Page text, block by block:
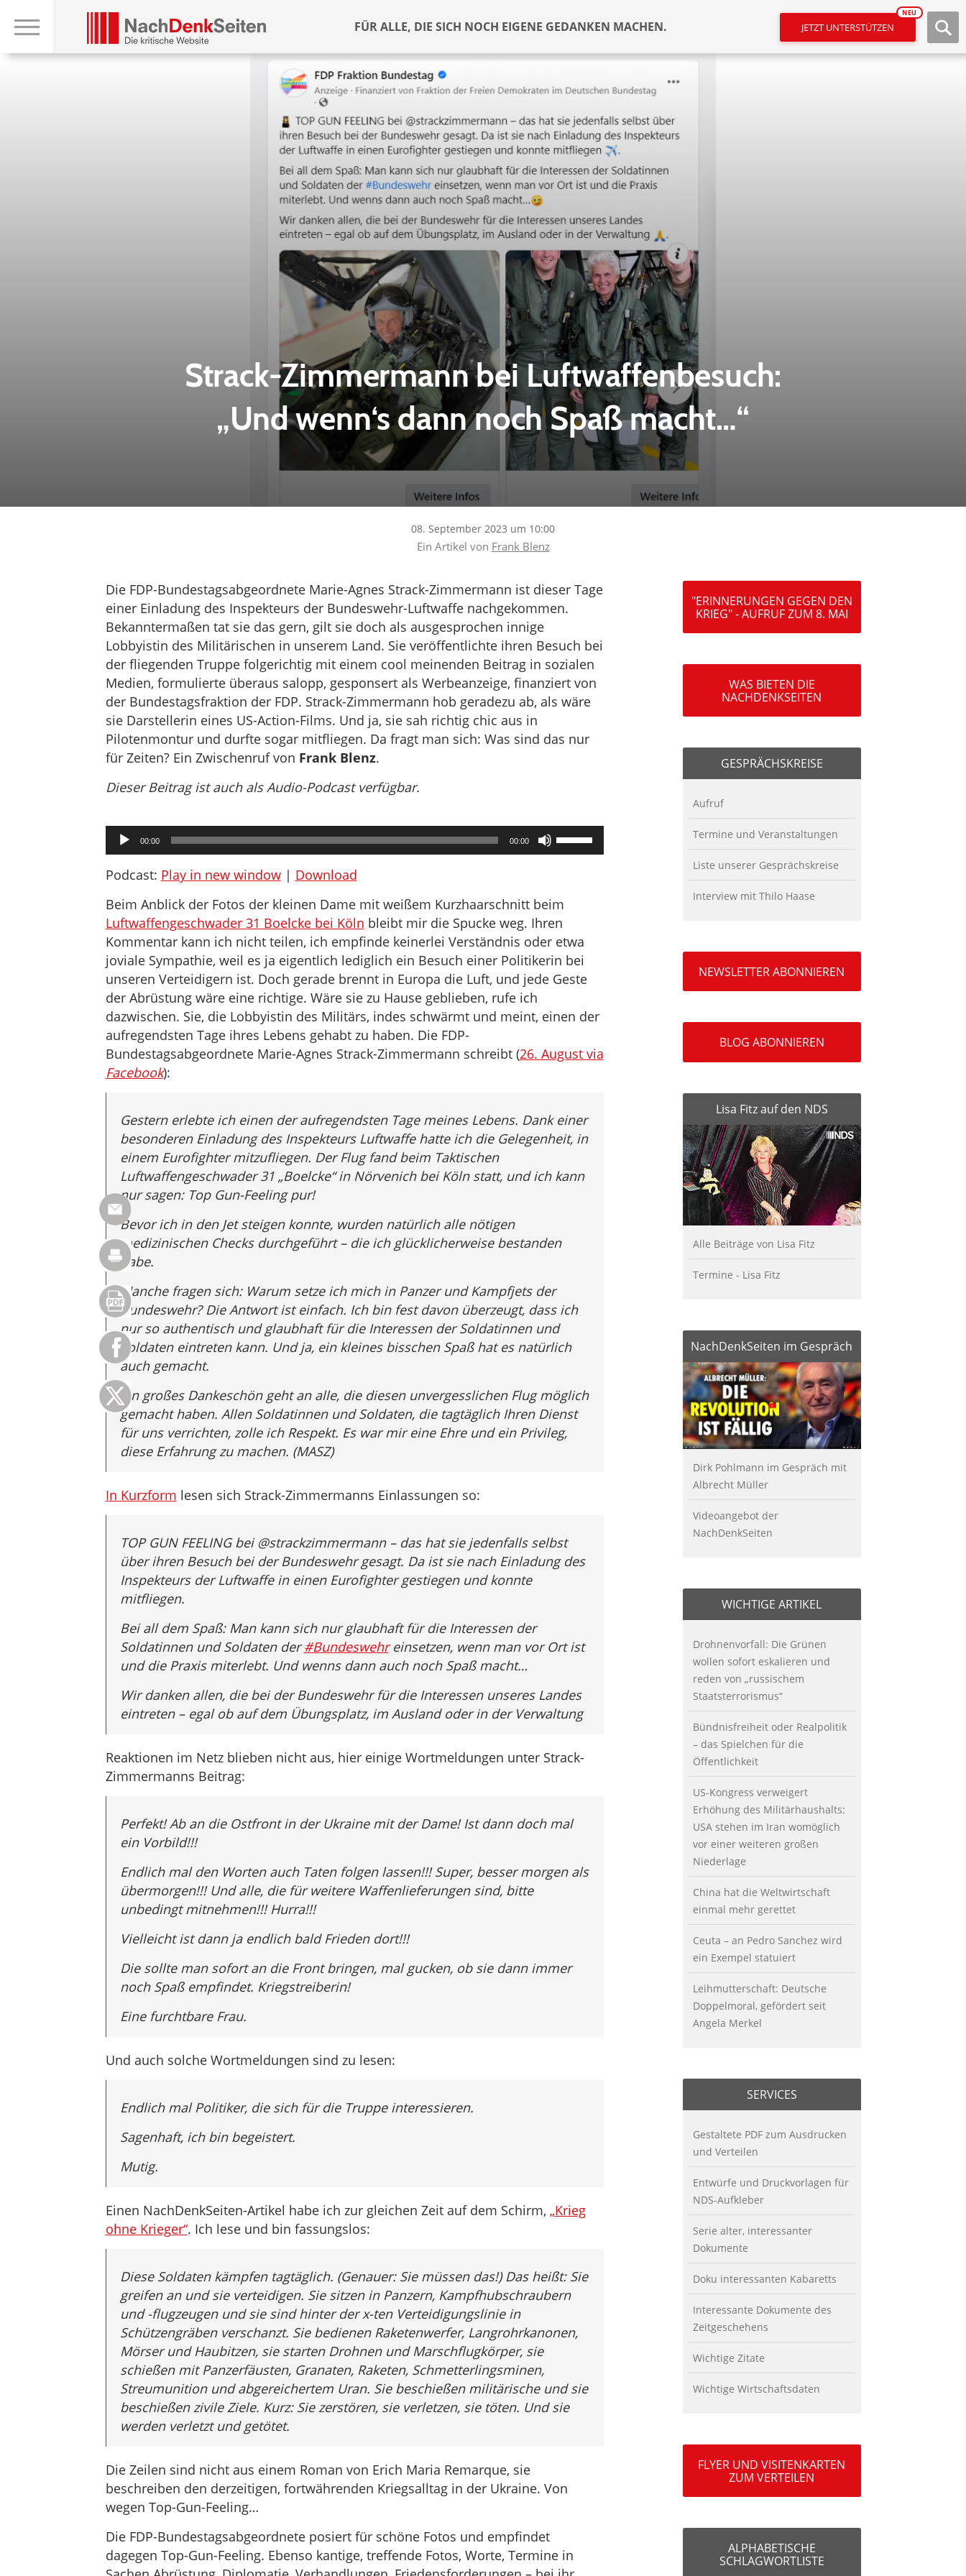
FÜR ALLE, DIE SICH NOCH EIGENE GEDANKEN MACHEN. JETZT UNTERSTÜTZEN
NEU
Strack-Zimmermann bei Luftwaffenbesuch:
„Und wenn‘s dann noch Spaß macht…“
08. September 2023 um 10:00
Ein Artikel von Frank Blenz
Die FDP-Bundestagsabgeordnete Marie-Agnes Strack-Zimmermann ist dieser Tage
einer Einladung des Inspekteurs der Bundeswehr-Luftwaffe nachgekommen.
Bekanntermaßen tat sie das gern, gilt sie doch als ausgesprochen innige
Lobbyistin des Militärischen in unserem Land. Sie veröffentlichte ihren Besuch bei
der fliegenden Truppe folgerichtig mit einem cool meinenden Beitrag in sozialen
Medien, formulierte überaus salopp, gesponsert als Werbeanzeige, finanziert von
der Bundestagsfraktion der FDP. Strack-Zimmermann hob geradezu ab, als wäre
sie Darstellerin eines US-Action-Films. Und ja, sie sah richtig chic aus in
Pilotenmontur und durfte sogar mitfliegen. Da fragt man sich: Was sind das nur
für Zeiten? Ein Zwischenruf von Frank Blenz.
Dieser Beitrag ist auch als Audio-Podcast verfügbar.
Audio-
Player
00:00 00:00
Pfeiltasten
Hoch/Runter
die
Lautstärke
zu
regeln.
Podcast: Play in new window| Download
Beim Anblick der Fotos der kleinen Dame mit weißem Kurzhaarschnitt beim
Luftwaffengeschwader 31 Boelcke bei Köln bleibt mir die Spucke weg. Ihren
Kommentar kann ich nicht teilen, ich empfinde keinerlei Verständnis oder etwa
joviale Sympathie, weil es ja eigentlich lediglich ein Besuch einer Politikerin bei
unseren Verteidigern ist. Doch gerade brennt in Europa die Luft, und jede Geste
der Abrüstung wäre eine richtige. Wäre sie zu Hause geblieben, rufe ich
dazwischen. Sie, die Lobbyistin des Militärs, indes schwärmt und meint, einen der
aufregendsten Tage ihres Lebens gehabt zu haben. Die FDP-
Bundestagsabgeordnete Marie-Agnes Strack-Zimmermann schreibt (26. August via
Facebook):
Gestern erlebte ich einen der aufregendsten Tage meines Lebens. Dank einer
besonderen Einladung des Inspekteurs Luftwaffe hatte ich die Gelegenheit, in
einem Eurofighter mitzufliegen. Der Flug fand beim Taktischen
Luftwaffengeschwader 31 „Boelcke“ in Nörvenich bei Köln statt, und ich kann
nur sagen: Top Gun-Feeling pur!
Bevor ich in den Jet steigen konnte, wurden natürlich alle nötigen
medizinischen Checks durchgeführt – die ich glücklicherweise bestanden
habe.
Manche fragen sich: Warum setze ich mich in Panzer und Kampfjets der
Bundeswehr? Die Antwort ist einfach. Ich bin fest davon überzeugt, dass ich
nur so authentisch und glaubhaft für die Interessen der Soldatinnen und
Soldaten eintreten kann. Und ja, ein kleines bisschen Spaß hat es natürlich
auch gemacht.
Ein großes Dankeschön geht an alle, die diesen unvergesslichen Flug möglich
gemacht haben. Allen Soldatinnen und Soldaten, die tagtäglich Ihren Dienst
für uns verrichten, zolle ich Respekt. Es war mir eine Ehre und ein Privileg,
diese Erfahrung zu machen. (MASZ)
In Kurzform lesen sich Strack-Zimmermanns Einlassungen so:
TOP GUN FEELING bei @strackzimmermann – das hat sie jedenfalls selbst
über ihren Besuch bei der Bundeswehr gesagt. Da ist sie nach Einladung des
Inspekteurs der Luftwaffe in einen Eurofighter gestiegen und konnte
mitfliegen.
Bei all dem Spaß: Man kann sich nur glaubhaft für die Interessen der
Soldatinnen und Soldaten der#Bundeswehreinsetzen, wenn man vor Ort ist
und die Praxis miterlebt. Und wenns dann auch noch Spaß macht…
Wir danken allen, die bei der Bundeswehr für die Interessen unseres Landes
eintreten – egal ob auf dem Übungsplatz, im Ausland oder in der Verwaltung
Reaktionen im Netz blieben nicht aus, hier einige Wortmeldungen unter Strack-
Zimmermanns Beitrag:
Perfekt! Ab an die Ostfront in der Ukraine mit der Dame! Ist dann doch mal
ein Vorbild!!!
Endlich mal den Worten auch Taten folgen lassen!!! Super, besser morgen als
übermorgen!!! Und alle, die für weitere Waffenlieferungen sind, bitte
unbedingt mitnehmen!!! Hurra!!!
Vielleicht ist dann ja endlich bald Frieden dort!!!
Die sollte man sofort an die Front bringen, mal gucken, ob sie dann immer
noch Spaß empfindet. Kriegstreiberin!
Eine furchtbare Frau.
Und auch solche Wortmeldungen sind zu lesen:
Endlich mal Politiker, die sich für die Truppe interessieren.
Sagenhaft, ich bin begeistert.
Mutig.
Einen NachDenkSeiten-Artikel habe ich zur gleichen Zeit auf dem Schirm, „Krieg
ohne Krieger“. Ich lese und bin fassungslos:
Diese Soldaten kämpfen tagtäglich. (Genauer: Sie müssen das!) Das heißt: Sie
greifen an und sie verteidigen. Sie sitzen in Panzern, Kampfhubschraubern
und -flugzeugen und sie sind hinter der x-ten Verteidigungslinie in
Schützengräben verschanzt. Sie bedienen Raketenwerfer, Langrohrkanonen,
Mörser und Haubitzen, sie starten Drohnen und Marschflugkörper, sie
schießen mit Panzerfäusten, Granaten, Raketen, Schmetterlingsminen,
Streumunition und abgereichertem Uran. Sie beschießen militärische und sie
beschießen zivile Ziele. Kurz: Sie zerstören, sie verletzen, sie töten. Und sie
werden verletzt und getötet.
Die Zeilen sind nicht aus einem Roman von Erich Maria Remarque, sie
beschreiben den derzeitigen, fortwährenden Kriegsalltag in der Ukraine. Von
wegen Top-Gun-Feeling…
Die FDP-Bundestagsabgeordnete posiert für schöne Fotos und empfindet
dagegen Top-Gun-Feeling. Ebenso kantige, treffende Fotos, Worte, Termine in
"ERINNERUNGEN GEGEN DEN
KRIEG" - AUFRUF ZUM 8. MAI
WAS BIETEN DIE
NACHDENKSEITEN
GESPRÄCHSKREISE
Aufruf
Termine und Veranstaltungen
Liste unserer Gesprächskreise
Interview mit Thilo Haase
NEWSLETTER ABONNIEREN
BLOG ABONNIEREN
Lisa Fitz auf den NDS
Alle Beiträge von Lisa Fitz
Termine - Lisa Fitz
NachDenkSeiten im Gespräch
Dirk Pohlmann im Gespräch mit
Albrecht Müller
Videoangebot der
NachDenkSeiten
WICHTIGE ARTIKEL
Drohnenvorfall: Die Grünen
wollen sofort eskalieren und
reden von „russischem
Staatsterrorismus“
Bündnisfreiheit oder Realpolitik
– das Spielchen für die
Öffentlichkeit
US-Kongress verweigert
Erhöhung des Militärhaushalts:
USA stehen im Iran womöglich
vor einer weiteren großen
Niederlage
China hat die Weltwirtschaft
einmal mehr gerettet
Ceuta – an Pedro Sanchez wird
ein Exempel statuiert
Leihmutterschaft: Deutsche
Doppelmoral, gefördert seit
Angela Merkel
SERVICES
Gestaltete PDF zum Ausdrucken
und Verteilen
Entwürfe und Druckvorlagen für
NDS-Aufkleber
Serie alter, interessanter
Dokumente
Doku interessanten Kabaretts
Interessante Dokumente des
Zeitgeschehens
Wichtige Zitate
Wichtige Wirtschaftsdaten
FLYER UND VISITENKARTEN
ZUM VERTEILEN
ALPHABETISCHE
SCHLAGWORTLISTE